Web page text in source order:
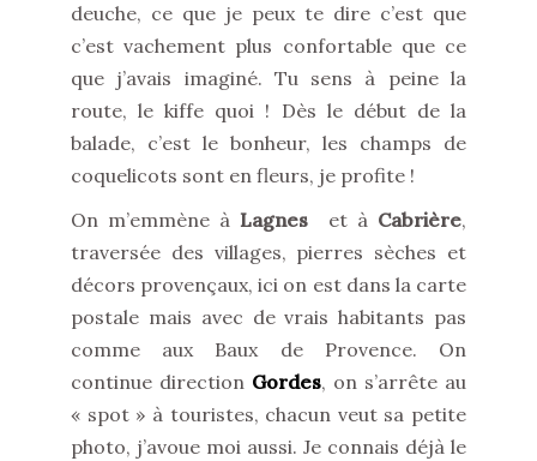
deuche, ce que je peux te dire c’est que
c’est vachement plus confortable que ce
que j’avais imaginé. Tu sens à peine la
route, le kiffe quoi ! Dès le début de la
balade, c’est le bonheur, les champs de
coquelicots sont en fleurs, je profite !
On m’emmène àLagnes et à Cabrière,
traversée des villages, pierres sèches et
décors provençaux, ici on est dans la carte
postale mais avec de vrais habitants pas
comme aux Baux de Provence. On
continue direction Gordes, on s’arrête au
« spot » à touristes, chacun veut sa petite
photo, j’avoue moi aussi. Je connais déjà le